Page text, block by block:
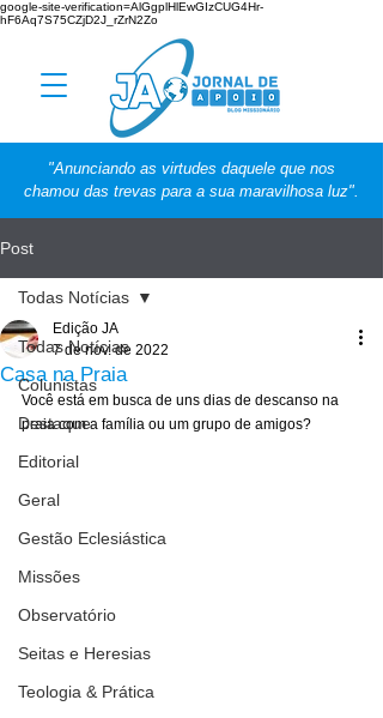
google-site-verification=AlGgplHlEwGIzCUG4Hr-
hF6Aq7S75CZjD2J_rZrN2Zo
"Anunciando as virtudes daquele que nos
chamou das trevas para a sua maravilhosa luz".
Post
Todas Notícias
Colunistas
Destaque
Editorial
Geral
Gestão Eclesiástica
Missões
Observatório
Seitas e Heresias
Teologia & Prática
Todas Notícias
Casa na Praia
Edição JA
7 de nov. de 2022
Você está em busca de uns dias de descanso na
praia com a família ou um grupo de amigos?